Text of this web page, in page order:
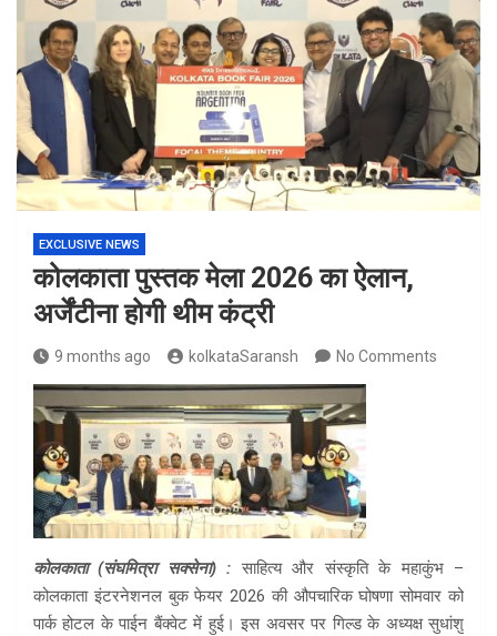
EXCLUSIVE NEWS
कोलकाता पुस्तक मेला 2026 का ऐलान,
अर्जेंटीना होगी थीम कंट्री
9 months ago kolkataSaransh No Comments
कोलकाता (संघमित्रा सक्सेना) : साहित्य और संस्कृति के महाकुंभ –
कोलकाता इंटरनेशनल बुक फेयर 2026 की औपचारिक घोषणा सोमवार को
पार्क होटल के पाईन बैंक्वेट में हुई। इस अवसर पर गिल्ड के अध्यक्ष सुधांशु